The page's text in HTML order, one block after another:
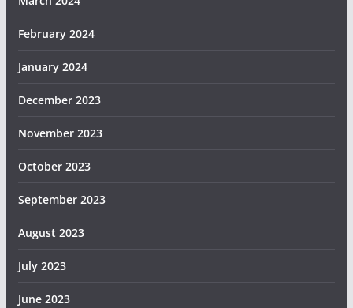
February 2024
January 2024
December 2023
November 2023
October 2023
September 2023
August 2023
July 2023
June 2023